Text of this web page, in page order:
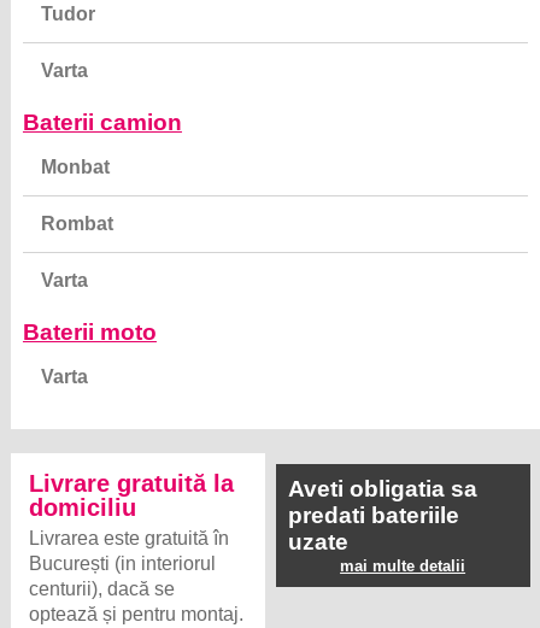
Tudor
Varta
Baterii camion
Monbat
Rombat
Varta
Baterii moto
Varta
Livrare gratuită la
domiciliu
Livrarea este gratuită în
București (in interiorul
centurii), dacă se
optează și pentru montaj.
Aveti obligatia sa
predati bateriile
uzate
mai multe detalii